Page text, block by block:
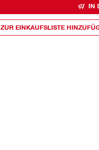
IN
ZUR EINKAUFSLISTE